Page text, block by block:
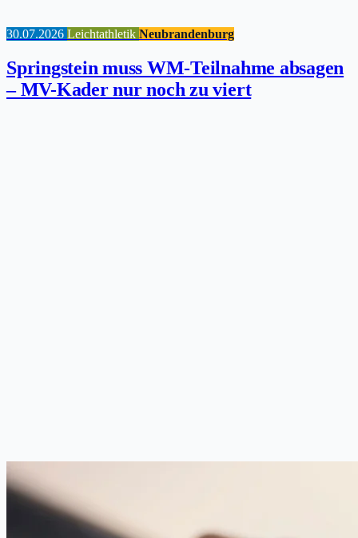
30.07.2026 Leichtathletik Neubrandenburg
Springstein muss WM-Teilnahme absagen
– MV-Kader nur noch zu viert